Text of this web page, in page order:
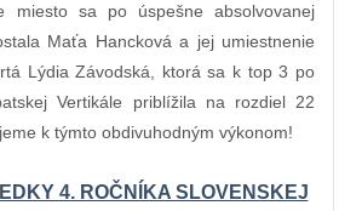
miesto sa po úspešne absolvovanej
Maťa Hancková a jej umiestnenie
Lýdia Závodská, ktorá sa k top 3 po
Vertikále priblížila na rozdiel 22
k týmto obdivuhodným výkonom!
4. ROČNÍKA SLOVENSKEJ